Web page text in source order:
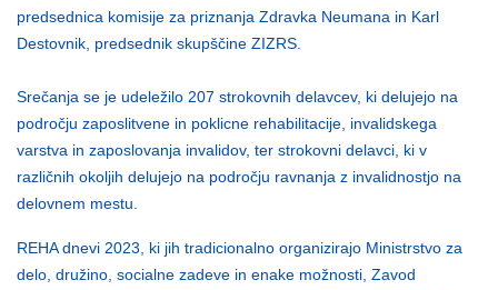
predsednica komisije za priznanja Zdravka Neumana in Karl
Destovnik, predsednik skupščine ZIZRS.
Srečanja se je udeležilo 207 strokovnih delavcev, ki delujejo na
področju zaposlitvene in poklicne rehabilitacije, invalidskega
varstva in zaposlovanja invalidov, ter strokovni delavci, ki v
različnih okoljih delujejo na področju ravnanja z invalidnostjo na
delovnem mestu.
REHA dnevi 2023, ki jih tradicionalno organizirajo Ministrstvo za
delo, družino, socialne zadeve in enake možnosti, Zavod